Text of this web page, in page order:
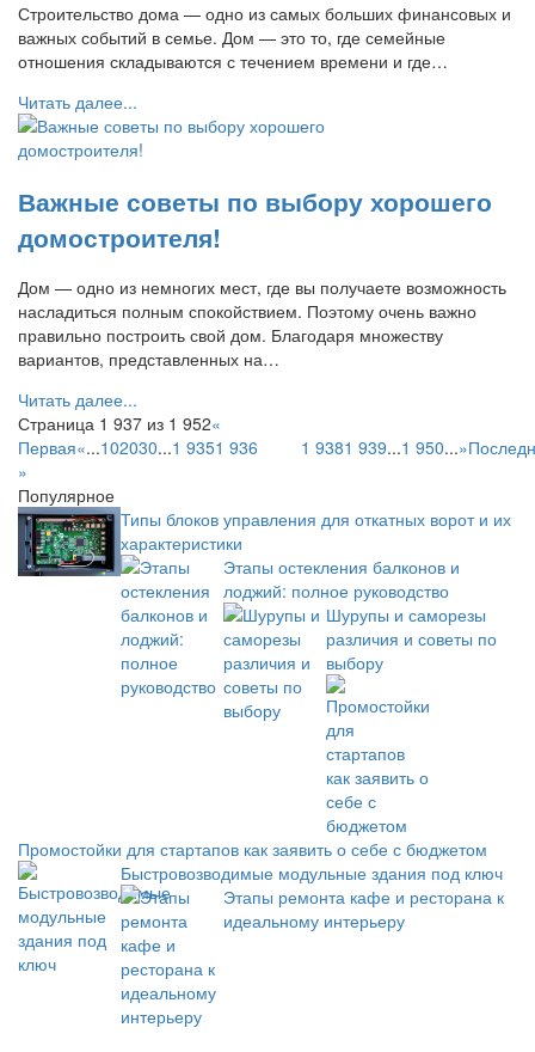
Строительство дома — одно из самых больших финансовых и
важных событий в семье. Дом — это то, где семейные
отношения складываются с течением времени и где…
Читать далее...
Важные советы по выбору хорошего
домостроителя!
Дом — одно из немногих мест, где вы получаете возможность
насладиться полным спокойствием. Поэтому очень важно
правильно построить свой дом. Благодаря множеству
вариантов, представленных на…
Читать далее...
Страница 1 937 из 1 952«
Первая«...102030...1 9351 936 1 9381 939...1 950...»
»
Популярное
Типы блоков управления для откатных ворот и их
характеристики
Этапы остекления балконов и
лоджий: полное руководство
Шурупы и саморезы
различия и советы по
выбору
Промостойки для стартапов как заявить о себе с бюджетом
Быстровозводимые модульные здания под ключ
Этапы ремонта кафе и ресторана к
идеальному интерьеру